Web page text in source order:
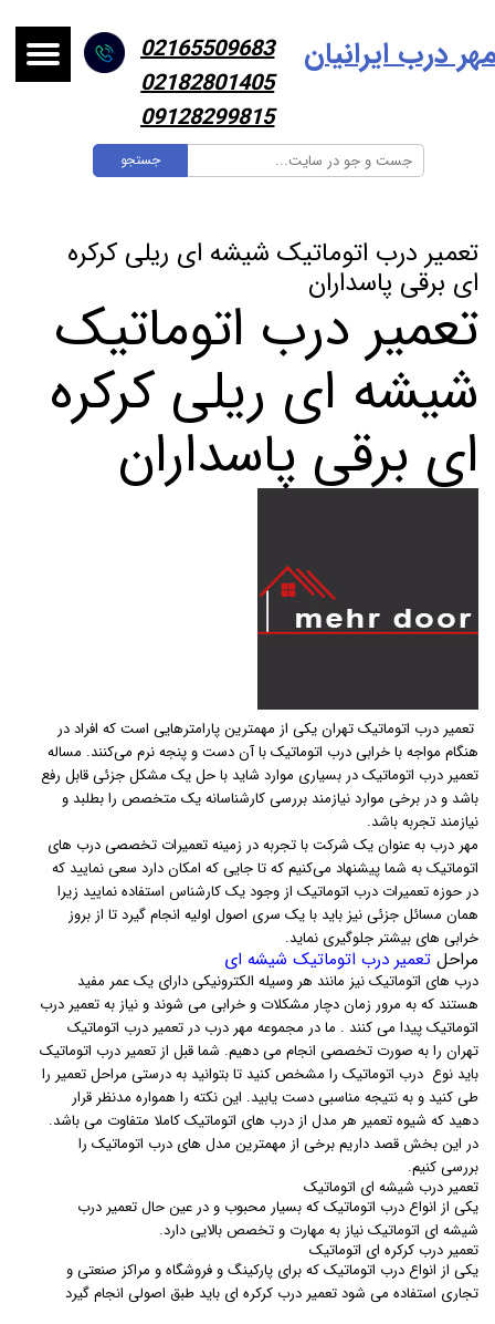
جستجو
درب ایرانیان
02165509683
02182801405
09128299815
تعمیر درب اتوماتیک شیشه ای ریلی کرکره
ای برقی پاسداران
تعمیر درب اتوماتیک
شیشه ای ریلی کرکره
ای برقی پاسداران
تعمیر درب اتوماتیک تهران یکی از مهمترین پارامترهایی است که افراد در
هنگام مواجه با خرابی درب اتوماتیک با آن دست و پنجه نرم می‌کنند. مساله
تعمیر درب اتوماتیک در بسیاری موارد شاید با حل یک مشکل جزئی قابل رفع
باشد و در برخی موارد نیازمند بررسی کارشناسانه یک متخصص را بطلبد و
نیازمند تجربه باشد.
مهر درب به عنوان یک شرکت با تجربه در زمینه تعمیرات تخصصی درب های
اتوماتیک به شما پیشنهاد می‌کنیم که تا جایی که امکان دارد سعی نمایید که
در حوزه تعمیرات درب اتوماتیک از وجود یک کارشناس استفاده نمایید زیرا
همان مسائل جزئی نیز باید با یک سری اصول اولیه انجام گیرد تا از بروز
خرابی های بیشتر جلوگیری نماید.
مراحل تعمیر درب اتوماتیک شیشه ای
درب های اتوماتیک نیز مانند هر وسیله الکترونیکی دارای یک عمر مفید
هستند که به مرور زمان دچار مشکلات و خرابی می شوند و نیاز به تعمیر درب
اتوماتیک پیدا می کنند . ما در مجموعه مهر درب در تعمیر درب اتوماتیک
تهران را به صورت تخصصی انجام می دهیم. شما قبل از تعمیر درب اتوماتیک
باید نوع درب اتوماتیک را مشخص کنید تا بتوانید به درستی مراحل تعمیر را
طی کنید و به نتیجه مناسبی دست یابید. این نکته را همواره مدنظر قرار
دهید که شیوه تعمیر هر مدل از درب های اتوماتیک کاملا متفاوت می باشد.
در این بخش قصد داریم برخی از مهمترین مدل های درب اتوماتیک را
بررسی کنیم.
تعمیر درب شیشه ای اتوماتیک
یکی از انواع درب اتوماتیک که بسیار محبوب و در عین حال تعمیر درب
شیشه ای اتوماتیک نیاز به مهارت و تخصص بالایی دارد.
تعمیر درب کرکره ای اتوماتیک
یکی از انواع درب اتوماتیک که برای پارکینگ و فروشگاه و مراکز صنعتی و
تجاری استفاده می شود تعمیر درب کرکره ای باید طبق اصولی انجام گیرد